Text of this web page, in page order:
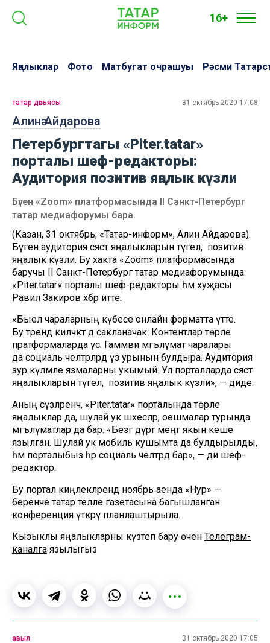
16+
Яңалыклар Фото Матбугат очрашуы Рәсми
Алинә Айдарова
татар дөньясы 31 октябрь 2020 17:08
Петербургтагы «Piter.tatar»
порталы шеф-редакторы:
Аудитория позитив яңалык күзли
Бүген «Zoom» платформасында II Санкт-Петербург
татар медиафорумы бара.
(Казан, 31 октябрь, «Татар-информ», Алинә Айдарова).
Бүген аудитория сәясәт яңалыкларын түгел, ә позитив
яңалык күзли. Бу хакта «Zoom» платформасында
баручы II Санкт-Петербург татар медиафорумында
«Piter.tatar» порталы шеф-редакторы һәм хуҗасы
Равил Закиров хәбәр итте.
«Быел чараларның күбесе онлайн форматта үтте.
Бу тренд киләчәктә дә сакланачак. Контентлар төрле
пратформаларда үсә. Гаммәви мәгълүмат чаралары
да социаль челтәрләрдә үз урынын булдыра. Аудитория
зур күләмле язмаларны укымый. Ул порталларда сәясәт
яңалыкларын түгел, ә позитив яңалык күзли», — диде.
Аның сүзләренчә, «Piter.tatar» порталында төрле
яңалыклар да, шулай ук шәхесләр, оешмалар турында
мәгълүматлар да бар. «Безгә дүрт меңгә якын кеше
язылган. Шулай ук мобиль кушымта да булдырылды,
һәм порталыбыз һәр социаль челтәрдә бар», — ди шеф-
редактор.
Бу портал киңлекләрендә ноябрь аенда «Нур» —
беренче татар телле газетасына багышланган
конференция үткәрү планлаштырыла.
Кызыклы яңалыкларны күзәтеп бару өчен Телеграм-
каналга язылыгыз
авыл 31 октябрь 2020 17:05